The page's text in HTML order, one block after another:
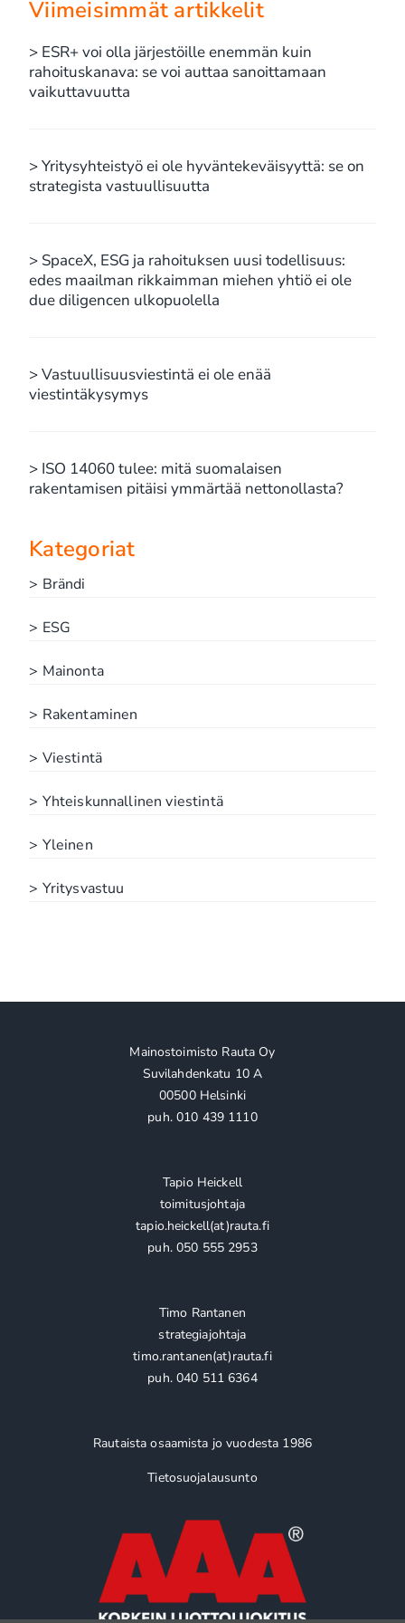
Viimeisimmät artikkelit
> ESR+ voi olla järjestöille enemmän kuin
rahoituskanava: se voi auttaa sanoittamaan
vaikuttavuutta
> Yritysyhteistyö ei ole hyväntekeväisyyttä: se on
strategista vastuullisuutta
> SpaceX, ESG ja rahoituksen uusi todellisuus:
edes maailman rikkaimman miehen yhtiö ei ole
due diligencen ulkopuolella
> Vastuullisuusviestintä ei ole enää
viestintäkysymys
> ISO 14060 tulee: mitä suomalaisen
rakentamisen pitäisi ymmärtää nettonollasta?
Kategoriat
> Brändi
> ESG
> Mainonta
> Rakentaminen
> Viestintä
> Yhteiskunnallinen viestintä
> Yleinen
> Yritysvastuu
Mainostoimisto Rauta Oy
Suvilahdenkatu 10 A
00500 Helsinki
puh. 010 439 1110
Tapio Heickell
toimitusjohtaja
tapio.heickell(at)rauta.fi
puh. 050 555 2953
Timo Rantanen
strategiajohtaja
timo.rantanen(at)rauta.fi
puh. 040 511 6364
Rautaista osaamista jo vuodesta 1986
Tietosuojalausunto